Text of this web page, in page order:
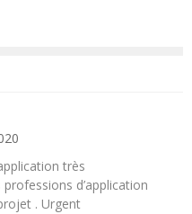
très
d’application
. Urgent